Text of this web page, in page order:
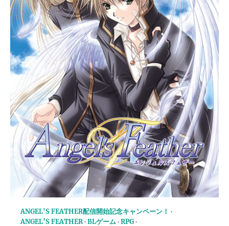
ANGEL'S FEATHER配信開始記念キャンペーン！
ANGEL’S FEATHER BLゲーム
RPG